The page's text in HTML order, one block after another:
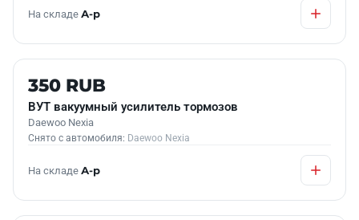
На складе А-р
Б/У В НАЛИЧИИ
350 RUB
ВУТ вакуумный усилитель тормозов
Daewoo Nexia
Снято с автомобиля: Daewoo Nexia
На складе А-р